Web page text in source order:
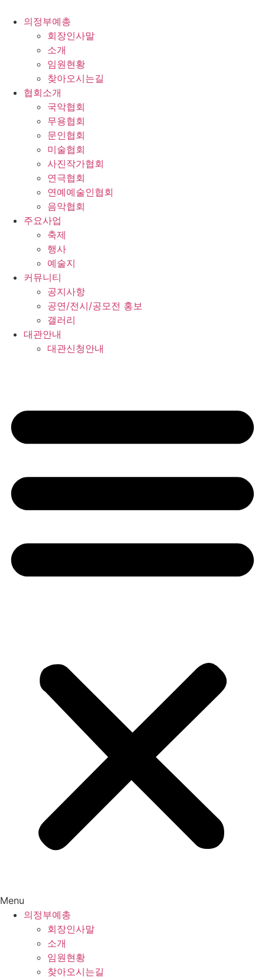
의정부예총
회장인사말
소개
임원현황
찾아오시는길
협회소개
국악협회
무용협회
문인협회
미술협회
사진작가협회
연극협회
연예예술인협회
음악협회
주요사업
축제
행사
예술지
커뮤니티
공지사항
공연/전시/공모전 홍보
갤러리
대관안내
대관신청안내
Menu
의정부예총
회장인사말
소개
임원현황
찾아오시는길